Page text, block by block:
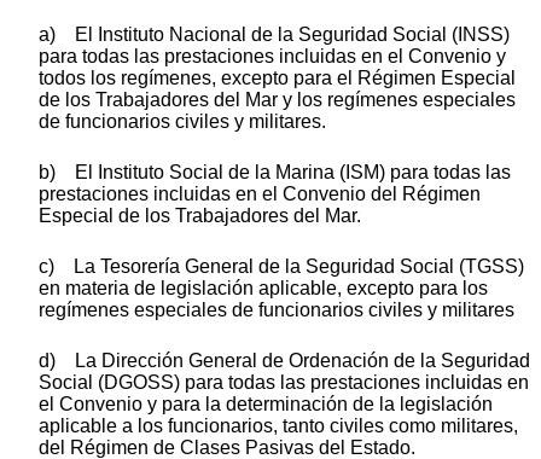
a) El Instituto Nacional de la Seguridad Social (INSS)
para todas las prestaciones incluidas en el Convenio y
todos los regímenes, excepto para el Régimen Especial
de los Trabajadores del Mar y los regímenes especiales
de funcionarios civiles y militares.
b) El Instituto Social de la Marina (ISM) para todas las
prestaciones incluidas en el Convenio del Régimen
Especial de los Trabajadores del Mar.
c) La Tesorería General de la Seguridad Social (TGSS)
en materia de legislación aplicable, excepto para los
regímenes especiales de funcionarios civiles y militares
d) La Dirección General de Ordenación de la Seguridad
Social (DGOSS) para todas las prestaciones incluidas en
el Convenio y para la determinación de la legislación
aplicable a los funcionarios, tanto civiles como militares,
del Régimen de Clases Pasivas del Estado.